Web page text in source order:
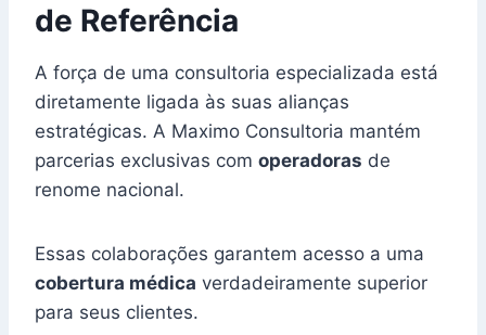
de Referência
A força de uma consultoria especializada está
diretamente ligada às suas alianças
estratégicas. A Maximo Consultoria mantém
parcerias exclusivas com operadoras de
renome nacional.
Essas colaborações garantem acesso a uma
cobertura médica verdadeiramente superior
para seus clientes.